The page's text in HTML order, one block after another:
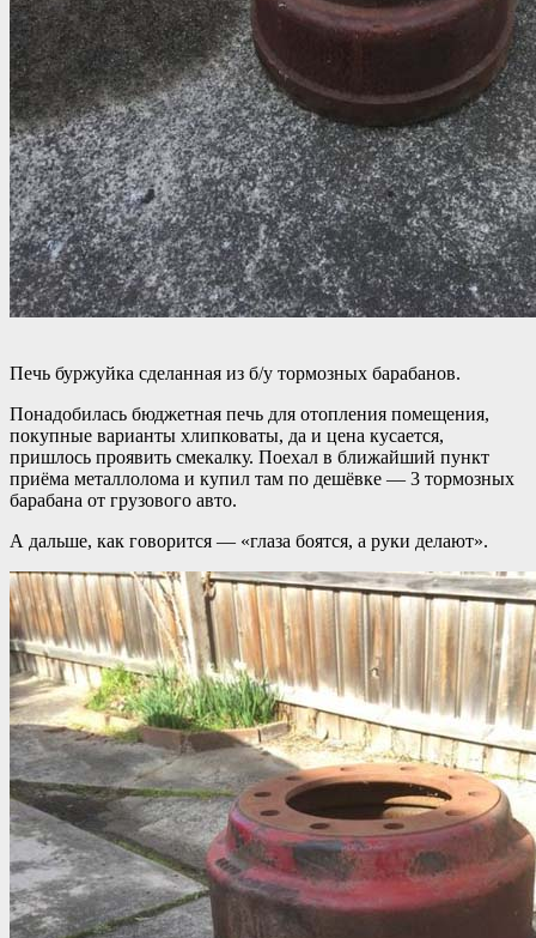
Печь буржуйка сделанная из б/у тормозных барабанов.
Понадобилась бюджетная печь для отопления помещения,
покупные варианты хлипковаты, да и цена кусается,
пришлось проявить смекалку. Поехал в ближайший пункт
приёма металлолома и купил там по дешёвке — 3 тормозных
барабана от грузового авто.
А дальше, как говорится — «глаза боятся, а руки делают».